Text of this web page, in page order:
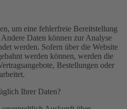
um eine fehlerfreie Bereitstellung
Daten können zur Analyse
werden. Sofern über die Website
werden können, werden die
Bestellungen oder
Ihrer Daten?